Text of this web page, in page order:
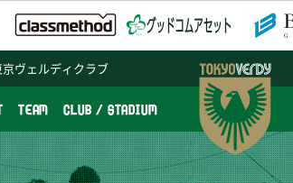
京ヴェルディクラブ
TEAM CLUB / STADIUM